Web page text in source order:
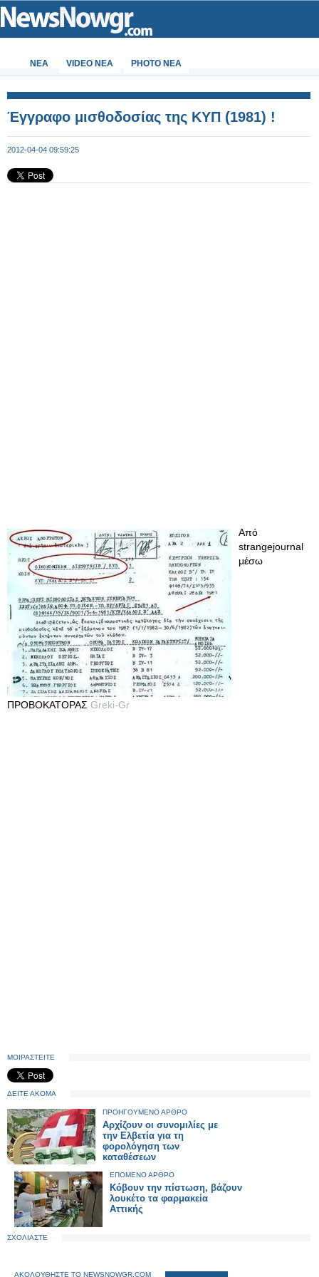
ΝΕΑ VIDEO NEA PHOTO NEA
Έγγραφο μισθοδοσίας της ΚΥΠ (1981) !
2012-04-04 09:59:25
Από
strangejournal
μέσω
ΠΡΟΒΟΚΑΤΟΡΑΣ Greki-Gr
ΜΟΙΡΑΣΤΕΙΤΕ
ΔΕΙΤΕ ΑΚΟΜΑ
ΠΡΟΗΓΟΥΜΕΝΟ ΑΡΘΡΟ
Αρχίζουν οι συνομιλίες με
την Ελβετία για τη
φορολόγηση των
καταθέσεων
ΕΠΟΜΕΝΟ ΑΡΘΡΟ
Κόβουν την πίστωση, βάζουν
λουκέτο τα φαρμακεία
Αττικής
ΣΧΟΛΙΑΣΤΕ
ΑΚΟΛΟΥΘΗΣΤΕ ΤΟ NEWSNOWGR.COM